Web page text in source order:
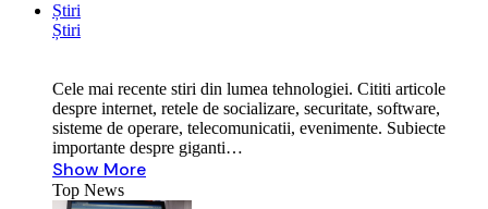
Știri
Știri
Cele mai recente stiri din lumea tehnologiei. Cititi articole
despre internet, retele de socializare, securitate, software,
sisteme de operare, telecomunicatii, evenimente. Subiecte
importante despre giganti…
Show More
Top News